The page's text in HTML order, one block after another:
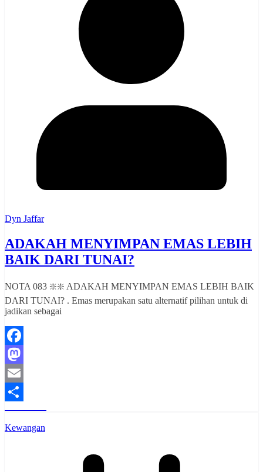
Dyn Jaffar
ADAKAH MENYIMPAN EMAS LEBIH
BAIK DARI TUNAI?
NOTA 083 ❇️❇️ ADAKAH MENYIMPAN EMAS LEBIH BAIK
DARI TUNAI? . Emas merupakan satu alternatif pilihan untuk di
jadikan sebagai
Facebook
Mastodon
Email
Share
Kewangan